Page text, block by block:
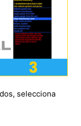
selecciona